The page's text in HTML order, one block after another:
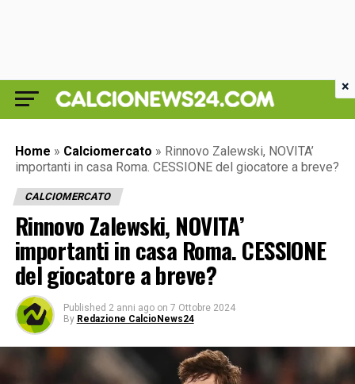
Home » Calciomercato » Rinnovo Zalewski, NOVITA’
importanti in casa Roma. CESSIONE del giocatore a breve?
CALCIOMERCATO
Rinnovo Zalewski, NOVITA’
importanti in casa Roma. CESSIONE
del giocatore a breve?
Published 2 anni ago on 7 Ottobre 2024
By Redazione CalcioNews24
×